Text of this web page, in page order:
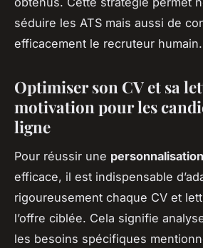
séduire les ATS mais aussi de
efficacement le recruteur humain.
Optimiser son CV et sa
motivation pour les
ligne
Pour réussir une
efficace, il est indispensable
rigoureusement chaque CV et
l’offre ciblée. Cela signifie
les besoins spécifiques